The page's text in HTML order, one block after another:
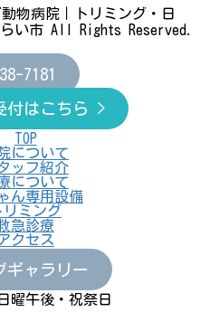
物病院｜トリミング・日
い市 All Rights Reserved.
7181
付はこちら >
TOP
について
ッフ紹介
について
ん専用設備
リミング
急診療
クセス
ギャラリー
曜午後・祝祭日